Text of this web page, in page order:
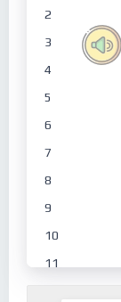
2
3
4
5
6
7
8
9
10
11